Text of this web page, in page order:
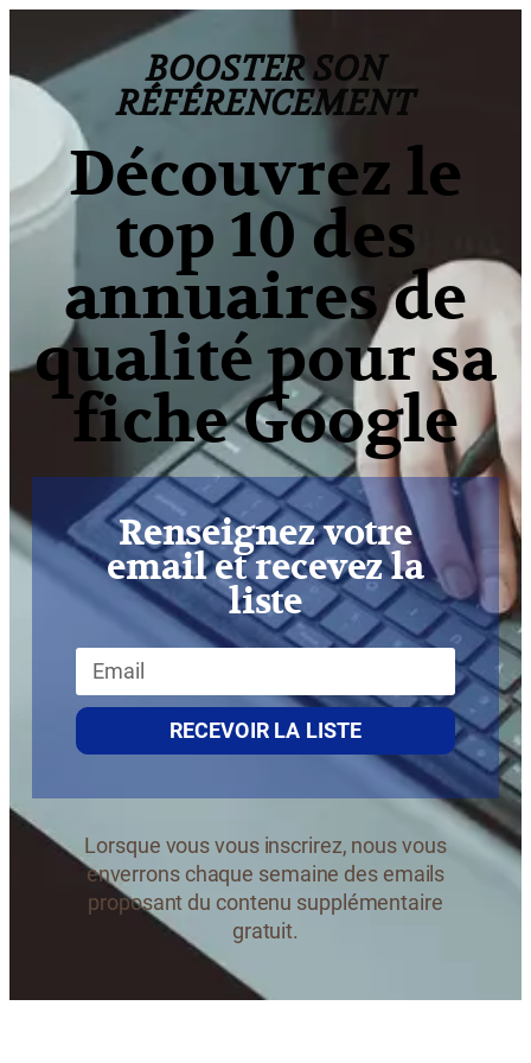
BOOSTER SON
RÉFÉRENCEMENT
Découvrez le
top 10 des
annuaires de
qualité pour sa
fiche Google
Renseignez votre
email et recevez la
liste
RECEVOIR LA LISTE
Lorsque vous vous inscrirez, nous vous
enverrons chaque semaine des emails
proposant du contenu supplémentaire
gratuit.